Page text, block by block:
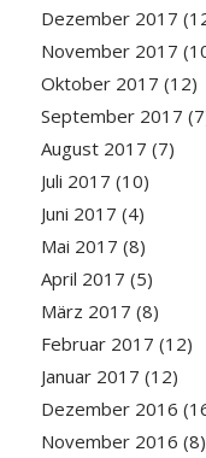
Dezember 2017
November 2017
Oktober 2017 (12)
September 2017
August 2017 (7)
Juli 2017 (10)
Juni 2017 (4)
Mai 2017 (8)
April 2017 (5)
März 2017 (8)
Februar 2017 (12)
Januar 2017 (12)
Dezember 2016
November 2016 (8)